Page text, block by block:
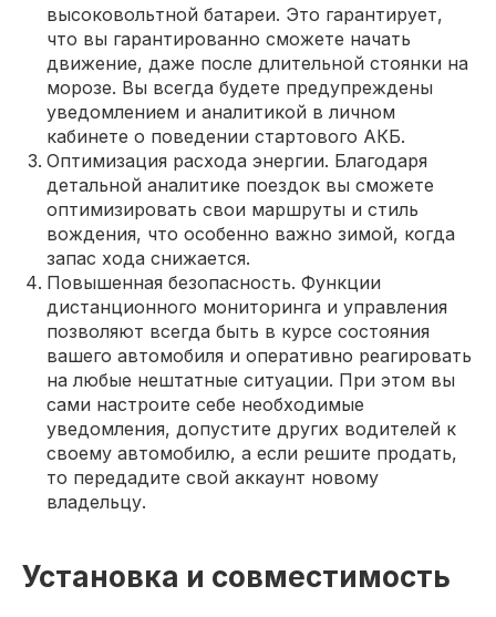
высоковольтной батареи. Это гарантирует,
что вы гарантированно сможете начать
движение, даже после длительной стоянки на
морозе. Вы всегда будете предупреждены
уведомлением и аналитикой в личном
кабинете о поведении стартового АКБ.
Оптимизация расхода энергии. Благодаря
детальной аналитике поездок вы сможете
оптимизировать свои маршруты и стиль
вождения, что особенно важно зимой, когда
запас хода снижается.
Повышенная безопасность. Функции
дистанционного мониторинга и управления
позволяют всегда быть в курсе состояния
вашего автомобиля и оперативно реагировать
на любые нештатные ситуации. При этом вы
сами настроите себе необходимые
уведомления, допустите других водителей к
своему автомобилю, а если решите продать,
то передадите свой аккаунт новому
владельцу.
Установка и совместимость